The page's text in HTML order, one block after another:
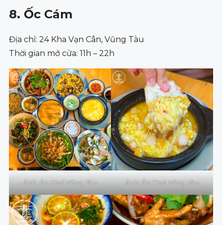
8. Ốc Cám
Địa chỉ: 24 Kha Vạn Cân, Vũng Tàu
Thời gian mở cửa: 11h – 22h
Ảnh: Ăn Chơi Vũng Tàu Ảnh: Ăn Chơi Vũng Tàu